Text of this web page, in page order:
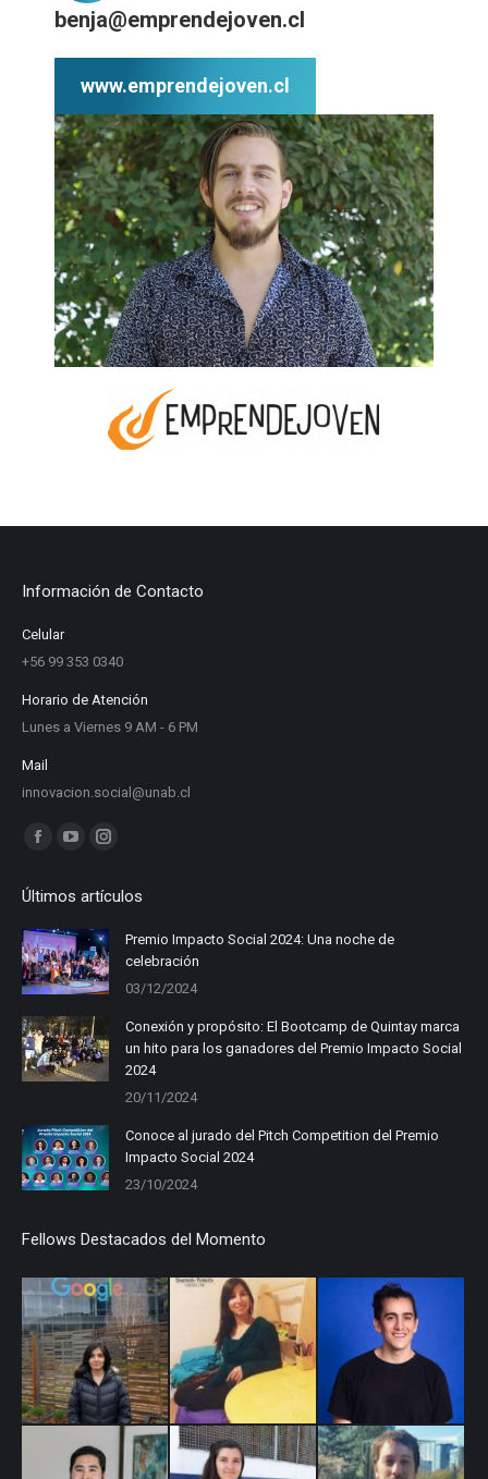
benja@emprendejoven.cl
www.emprendejoven.cl
Información de Contacto
Celular
+56 99 353 0340
Horario de Atención
Lunes a Viernes 9 AM - 6 PM
Mail
innovacion.social@unab.cl
Find us on:
Facebook
opens
in
new
window
YouTube
opens
in
new
window
Instagram
opens
in
new
window
Últimos artículos
Premio Impacto Social 2024: Una noche de
celebración
03/12/2024
Conexión y propósito: El Bootcamp de Quintay marca
un hito para los ganadores del Premio Impacto Social
2024
20/11/2024
Conoce al jurado del Pitch Competition del Premio
Impacto Social 2024
23/10/2024
Fellows Destacados del Momento